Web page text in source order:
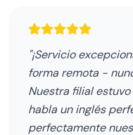
"¡Servicio
forma remota -
Nuestra filial
habla un inglés
perfectamente